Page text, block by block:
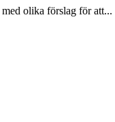
olika förslag för att...